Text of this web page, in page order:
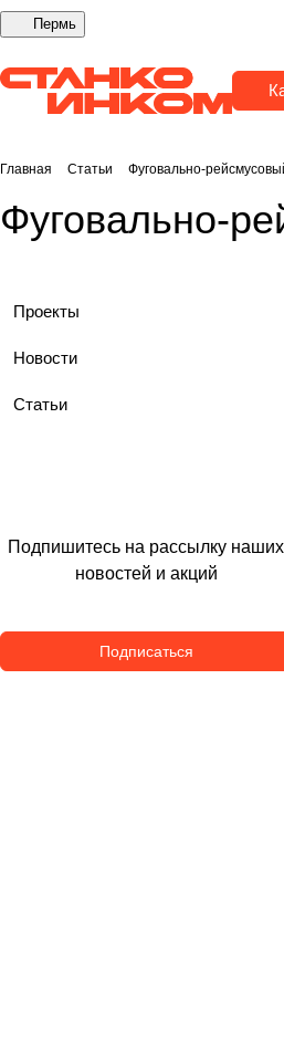
Пермь
Главная Статьи Фуговально-
Фуговально-
Проекты
Новости
Статьи
Подпишитесь на рассылку наших
новостей и акций
Подписаться